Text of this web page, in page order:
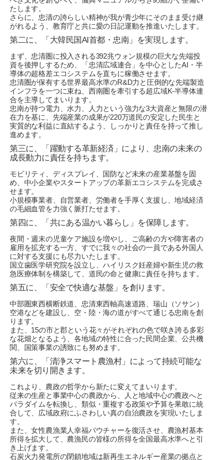
たします。
さらに、忠清の誇らしい精神が我が青少年にそのまま受け継
がれるよう、教育庁と共に愛の日記運動を推進いたします。
第二に、「大韓民国AI首都・忠南」を実現します。
まず、忠清圏に投入される392兆ウォン規模の巨大な先端投
資を後押しするため、「忠清広域連合」を中心としたAI・半
導体の超格差エコシステムを直ちに稼働させます。
忠清圏が保有する世界最高水準のR&D力と圧倒的な先端製造
インフラを一つに束ね、西南圏を牽引する超広域K-半導体連
合を主導してまいります。
忠南が持つ電力、水力、人力という強力な3大資産と無限の潜
在力を基に、先端産業の成果が220万道民の安定した民生と
実質的な利益に直結するよう、しっかりと責任を持って推し
進めます。
第三に、「躍動する革新経済」により、忠南の未来の
成長動力に責任を持ちます。
モビリティ、ディスプレイ、国防など未来の産業基盤を固
め、中小企業やスタートアップの革新エコシステムを完成さ
せます。
小規模事業者、自営業者、労働者を手厚く支援し、地域経済
の毛細血管を力強く脈打たせます。
第四に、「共にある温かい暮らし」を保障します。
夜間・週末の児童ケア施設を増やし、ご高齢の方や障害者の
雇用を拡充する一方、すでに我々の社会の一員である外国人
に対する支援にも尽力いたします。
国立歯医学研究院を設立し、ハイリスク妊産婦や新生児の救
急医療体制を構築して、道民の命と健康に責任を持ちます。
第五に、「安全で快適な基盤」を創ります。
中部圏東西横断鉄道、忠清東西軸高速道路、瑞山（ソサン）
空港などを建設し、空・陸・海の道がすべて通じる忠南を創
ります。
また、15の市と郡という花々がそれぞれの色で咲き誇る多彩
な花畑となるよう、各地域の特性に合った民間企業、公共機
関、国策事業の誘致にも努めます。
第六に、「清浄スマート農漁村」によって持続可能な
未来を切り開きます。
これより、農政の哲学から新たに変えてまいります。
従来の生産と事業中心の農政から、人と地域中心の農政へと
パラダイムを転換し、類似・重複する政策や予算を果敢に統
合して、広域政府にふさわしい真の自治農政を実現いたしま
す。
また、女性農漁業人幸福バウチャーを復活させ、農漁村基本
所得を拡大して、農漁民の皆様の所得を全国最高水準へと引
き上げます。
石炭火力発電所の閉鎖地域は新再生エネルギー産業の拠点と